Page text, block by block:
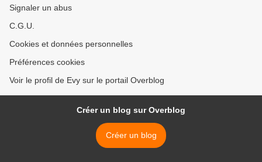
Signaler un abus
C.G.U.
Cookies et données personnelles
Préférences cookies
Voir le profil de Evy sur le portail Overblog
Créer un blog sur Overblog
Créer un blog